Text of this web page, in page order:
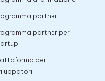
partner
partner per
per